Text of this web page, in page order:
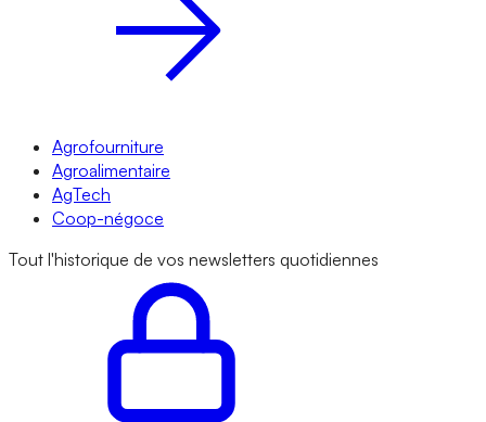
Agrofourniture
Agroalimentaire
AgTech
Coop-négoce
Tout l'historique de vos newsletters quotidiennes